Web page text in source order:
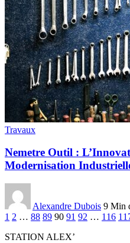
Travaux
Nemetre Outil :
Modernisation
Alexandre Dubois 9 Min
1 2 … 88 89 90 91 92 … 116
STATION ALEX’